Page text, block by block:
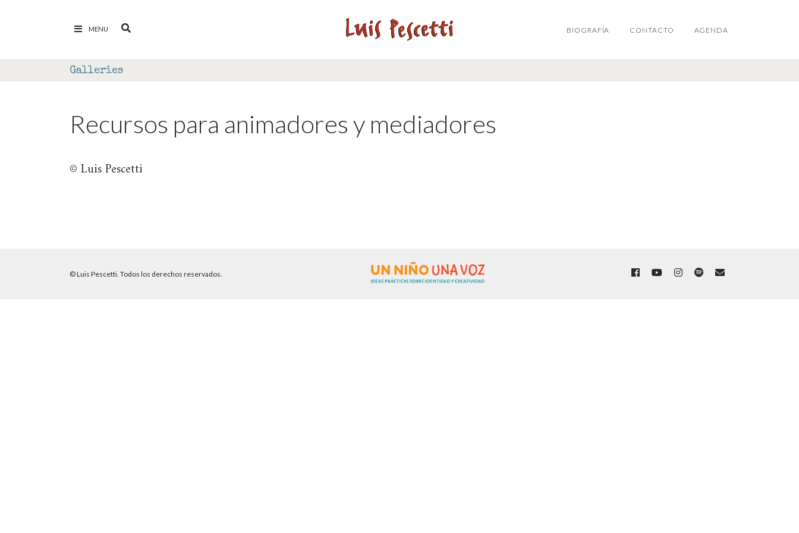
MENU BIOGRAFÍA CONTACTO AGENDA
Galleries
Recursos para animadores y mediadores
© Luis Pescetti
© Luis Pescetti. Todos los derechos reservados.